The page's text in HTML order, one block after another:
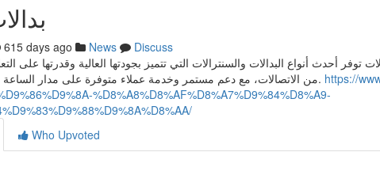
615 days ago News
Discuss
توفر أحدث أنواع البدالات والسنترالات التي تتميز بجودتها العالية وقدرتها على
من الاتصالات، مع دعم مستمر وخدمة عملاء متوفرة على مدار الساعة لتلبية كل الاحتياجات. https://
%D8%A8%D8%AF%D8%A7%D9%84%D8%A9-
Who Upvoted